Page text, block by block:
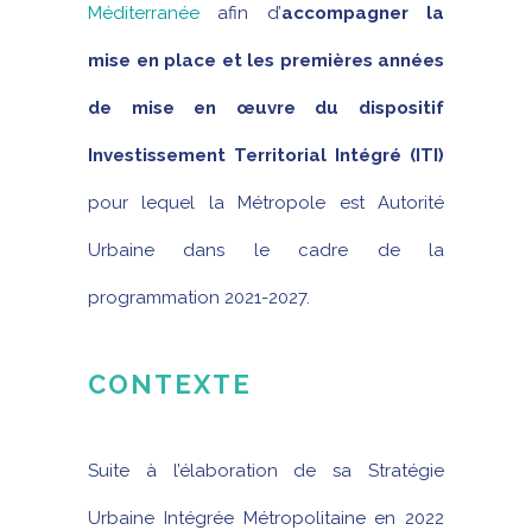
Méditerranée afin d’accompagner la
mise en place et les premières années
de mise en œuvre du dispositif
Investissement Territorial Intégré (ITI)
pour lequel la Métropole est Autorité
Urbaine dans le cadre de la
programmation 2021-2027.
CONTEXTE
Suite à l’élaboration de sa Stratégie
Urbaine Intégrée Métropolitaine en 2022